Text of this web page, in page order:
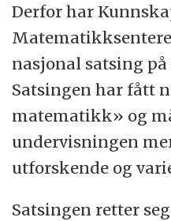
Derfor har
nasjonal satsing
Satsingen har fått
matematikk» og
undervisningen
utforskende og
Satsingen retter